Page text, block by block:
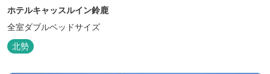
ホテルキャッスルイン鈴鹿
全室ダブルベッドサイズ
北勢